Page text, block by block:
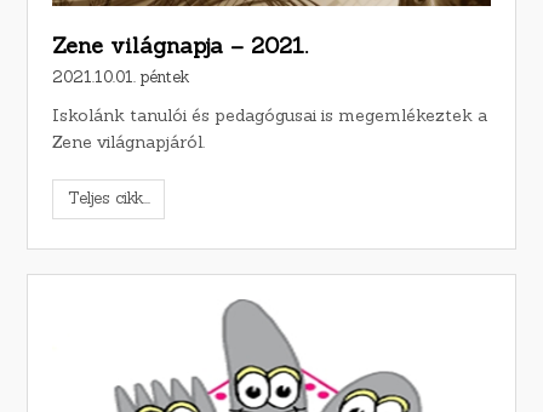
Zene világnapja – 2021.
2021.10.01. péntek
Iskolánk tanulói és pedagógusai is megemlékeztek a
Zene világnapjáról.
Teljes cikk...